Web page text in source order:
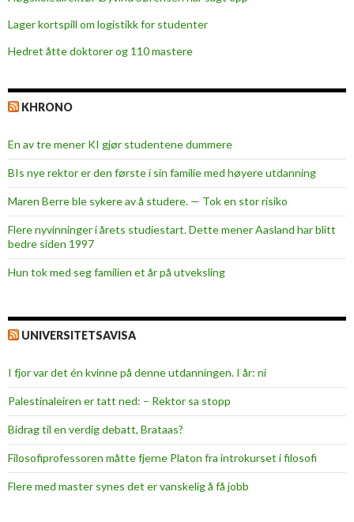
m
i
Lager kortspill om logistikk for studenter
Hedret åtte doktorer og 110 mastere
KHRONO
En av tre mener KI gjør studentene dummere
BIs nye rektor er den første i sin familie med høyere utdanning
Maren Berre ble sykere av å studere. — Tok en stor risiko
Flere nyvinninger i årets studiestart. Dette mener Aasland har blitt
bedre siden 1997
Hun tok med seg familien et år på utveksling
UNIVERSITETSAVISA
I fjor var det én kvinne på denne utdanningen. I år: ni
Palestinaleiren er tatt ned: – Rektor sa stopp
Bidrag til en verdig debatt, Brataas?
Filosofiprofessoren måtte fjerne Platon fra introkurset i filosofi
Flere med master synes det er vanskelig å få jobb